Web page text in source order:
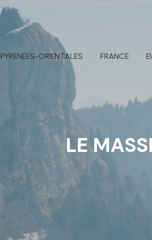
PYRENEES-ORIENTALES FRANCE
LE